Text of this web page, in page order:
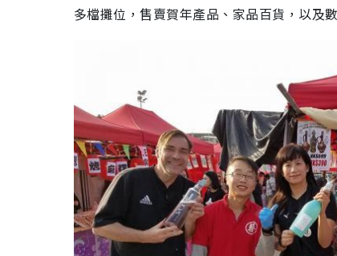
多檔攤位，售賣賀年產品、家品百貨，以及